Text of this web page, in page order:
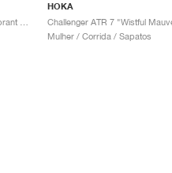
HOKA
Mulher / Corrida / Sapatos